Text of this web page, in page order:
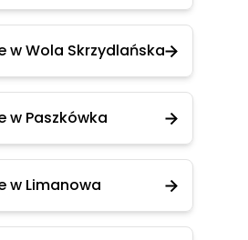
w Wola Skrzydlańska
w Paszkówka
w Limanowa